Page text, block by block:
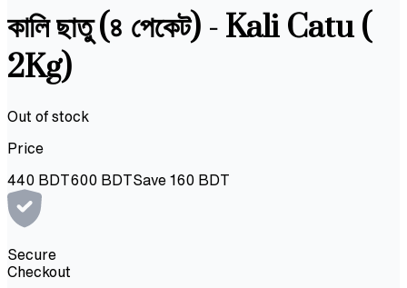
কালি ছাতু (৪ পেকেট) - Kali Catu (
2Kg)
Out of stock
Price
440 BDT600 BDTSave 160 BDT
Secure
Checkout